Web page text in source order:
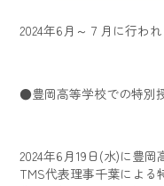
2024年6月～７月に行わ
●豊岡高等学校での特別
2024年6月19日(水)に豊
TMS代表理事千葉による